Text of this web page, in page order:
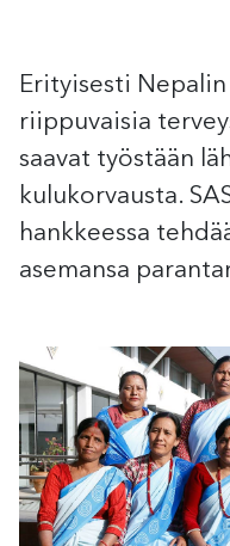
Erityisesti
riippuvaisia
saavat työstään
kulukorvausta.
hankkeessa
asemansa